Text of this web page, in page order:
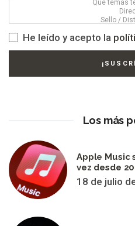
He leído y acepto la
Los más
Apple Music
vez desde
18 de julio